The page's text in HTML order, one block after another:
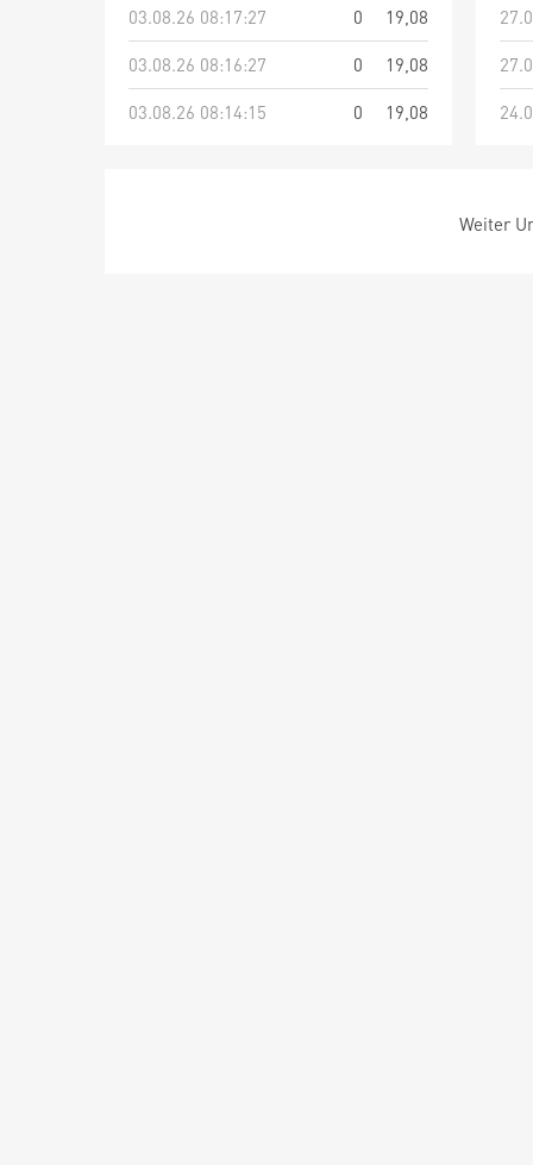
03.08.26 08:17:27
0
19,08
03.08.26 08:16:27
0
19,08
03.08.26 08:14:15
0 19,08
Weiter